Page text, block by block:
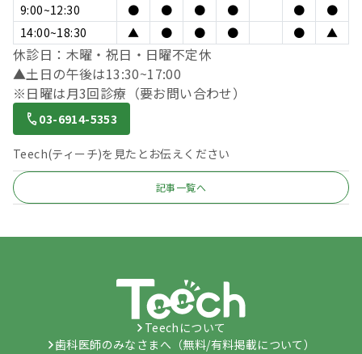
9:00~12:30
● ● ● ● ●
●
14:00~18:30
▲ ● ● ● ● ▲
休診日：木曜・祝日・日曜不定休
▲土日の午後は13:30~17:00
※日曜は月3回診療（要お問い合わせ）
03-6914-5353
Teech(ティーチ)を見たとお伝えください
記事一覧へ
Teechについて
歯科医師のみなさまへ（無料/有料掲載について）